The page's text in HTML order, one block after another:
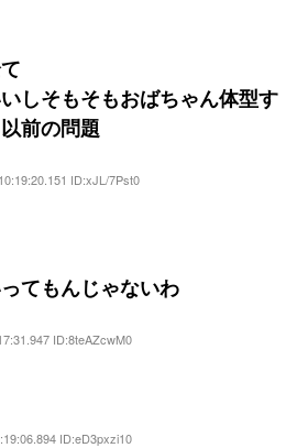
しそもそもおばちゃん体型す
前の問題
ID:xJL/7Pst0
てもんじゃないわ
ID:8teAZcwM0
ID:eD3pxzi10